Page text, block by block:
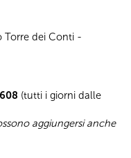
Torre dei Conti -
(tutti i giorni dalle
aggiungersi anche